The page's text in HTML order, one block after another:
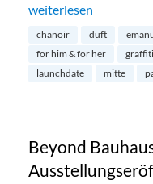
„Duftlancierung von
weiterlesen
chanoir duft
for him & for her
launchdate
mitte
Beyond